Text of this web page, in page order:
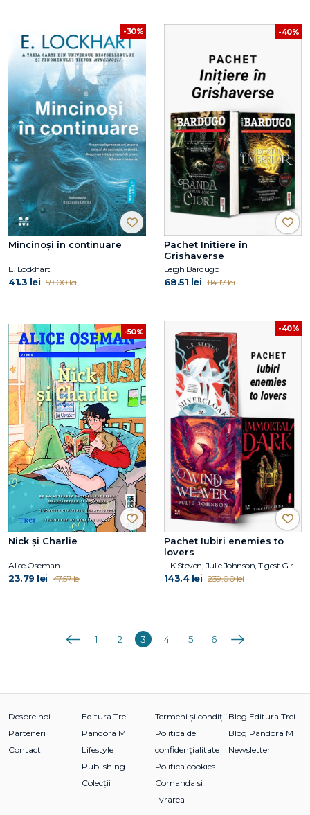
-30%
Mincinoși în continuare
E. Lockhart
41.3 lei 59.00 lei
-40%
Pachet Inițiere în
Grishaverse
Leigh Bardugo
68.51 lei 114.17 lei
-50%
Nick și Charlie
Alice Oseman
23.79 lei 47.57 lei
-40%
Pachet Iubiri enemies to
lovers
L.K.Steven, Julie Johnson, Tigest Girma
143.4 lei 239.00 lei
Anterioara
1 2 3 4 5 6 Următoarea
Despre noi
Parteneri
Contact
Editura Trei
Pandora M
Lifestyle
Publishing
Colecții
Termeni și condiții
Politica de
confidențialitate
Politica cookies
Comanda si
livrarea
Blog Editura Trei
Blog Pandora M
Newsletter